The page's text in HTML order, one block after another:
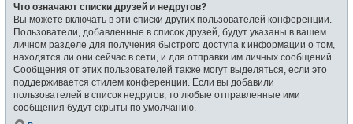
Что означают списки друзей и недругов?
Вы можете включать в эти списки других пользователей конференции.
Пользователи, добавленные в список друзей, будут указаны в вашем
личном разделе для получения быстрого доступа к информации о том,
находятся ли они сейчас в сети, и для отправки им личных сообщений.
Сообщения от этих пользователей также могут выделяться, если это
поддерживается стилем конференции. Если вы добавили
пользователей в список недругов, то любые отправленные ими
сообщения будут скрыты по умолчанию.